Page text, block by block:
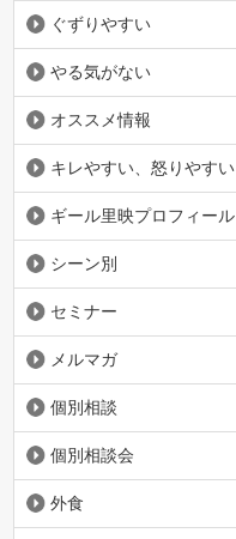
ぐずりやすい
やる気がない
オススメ情報
キレやすい、怒りやすい
ギール里映プロフィール
シーン別
セミナー
メルマガ
個別相談
個別相談会
外食